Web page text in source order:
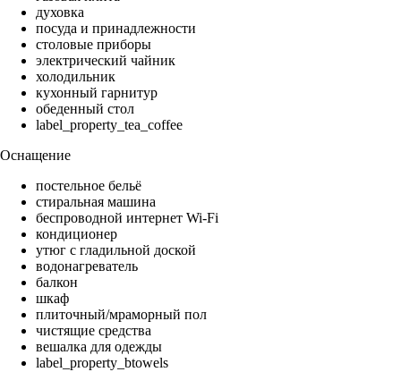
духовка
посуда и принадлежности
столовые приборы
электрический чайник
холодильник
кухонный гарнитур
обеденный стол
label_property_tea_coffee
Оснащение
постельное бельё
стиральная машина
беспроводной интернет Wi-Fi
кондиционер
утюг с гладильной доской
водонагреватель
балкон
шкаф
плиточный/мраморный пол
чистящие средства
вешалка для одежды
label_property_btowels